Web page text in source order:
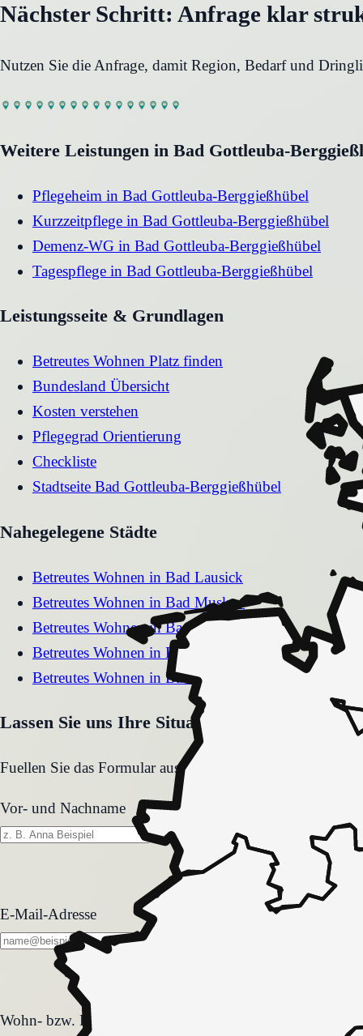
Nächster Schritt: Anfrage klar
Nutzen Sie die Anfrage, damit Region, Bedarf und
Weitere Leistungen in Bad Gottleuba-
Pflegeheim in Bad Gottleuba-Berggießhübel
Kurzzeitpflege in Bad Gottleuba-Berggießhübel
Demenz-WG in Bad Gottleuba-Berggießhübel
Tagespflege in Bad Gottleuba-Berggießhübel
Leistungsseite & Grundlagen
Betreutes Wohnen Platz finden
Bundesland Übersicht
Kosten verstehen
Pflegegrad Orientierung
Checkliste
Stadtseite Bad Gottleuba-Berggießhübel
Nahegelegene Städte
Betreutes Wohnen in Bad Lausick
Betreutes Wohnen in Bad Muskau
Betreutes WohneninBad Schandau
Betreutes Wohnen in Bad Elster
Betreutes Wohnen in Bad Düben
Lassen Sie uns Ihre Situation gemeinsam
Fuellen Sie das Formular aus. Wir melden uns zeitnah
Vor- und Nachname
E-Mail-Adresse
Wohn- bzw. Pflegeform
Wohn- bzw. Pflegeform